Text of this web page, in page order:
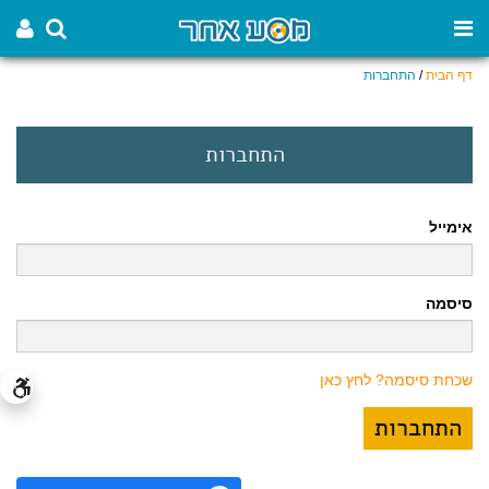
דף הבית/ התחברות
התחברות
אימייל
סיסמה
שכחת סיסמה? לחץ כאן